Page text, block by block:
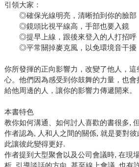
引領大家：
◎確保光線明亮，清晰拍到你的臉部
◎鏡頭比視平線高，手部也要入鏡
◎提早上線，跟後來登入的人打招呼
◎平常關掉麥克風，以免環境音干擾
你所發揮的正向影響力，改變了他人，
心。他們因為感受到你鼓舞的力量，也
給他周邊的人，讓你的影響力傳遞開來。
本書特色
教你如何溝通、如何討人喜歡的書很多,
作者認為, 人和人之間的關係, 就是要對
此讓彼此變得更好.
作者提到大型聚會以及公司會議時, 在現
析, 引導談話的方向, 甚至線上會議, 也有